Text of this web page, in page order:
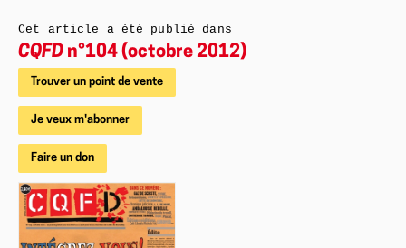
Cet article a été publié dans
CQFD n°104 (octobre 2012)
Trouver un point de vente
Je veux m'abonner
Faire un don